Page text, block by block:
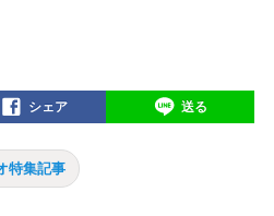
シェア 送る
特集記事